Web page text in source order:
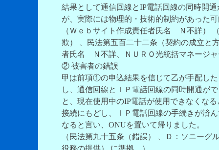
結果として通信回線とIP電話回線の同時開
が、実際には物理的・技術的制約があった
（Ｗｅｂサイト作成責任者氏名 Ｎ不詳）
欺） 、民法第五百二十二条（契約の成立と
者氏名 Ｎ不詳、ＮＵＲＯ光統括マネージ
② 被害者の錯誤
甲は前項①の申込結果を信じて乙が手配し
し、通信回線とＩＰ電話回線の同時開通が
と、現在使用中のIP電話が使用できなくな
接続にもどし、ＩＰ電話回線の手続きが済
なると言い、ONUを置いて帰りました。
（民法第九十五条（錯誤） 、Ｄ：ソニー
役務の提供） に準拠、）